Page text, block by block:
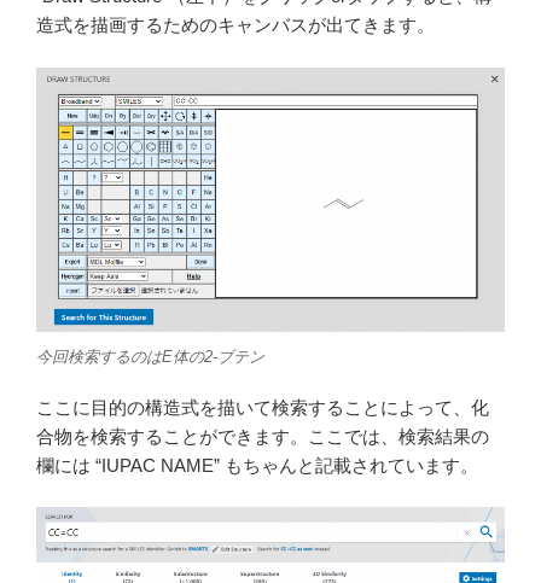
造式を描画するためのキャンバスが出てきます。
今回検索するのはE体の2-ブテン
ここに目的の構造式を描いて検索することによって、化
合物を検索することができます。ここでは、検索結果の
欄には “IUPAC NAME” もちゃんと記載されています。